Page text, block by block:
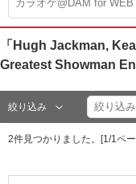
カラオケ＠
ユーザー検索
キャンペーン
「Hugh Jackman,
Greatest Showman
絞り込み
2件見つかりました。[1 /1 ペ